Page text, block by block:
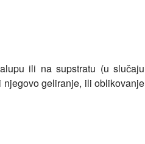
ili na supstratu (u slučaju
geliranje, ili oblikovanje